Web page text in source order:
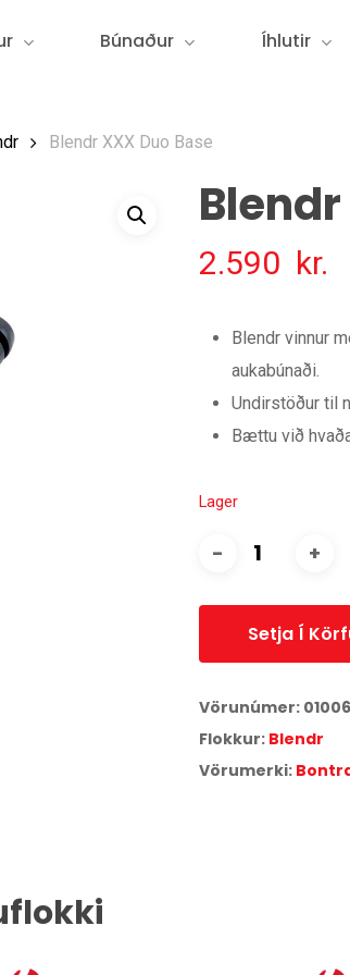
Búnaður Íhlutir
Blendr XXX Duo Base
Blendr
2.590 kr.
Blendr vinnur
aukabúnaði.
Undirstöður til
Bættu við
Lager
Setja Í
Vörunúmer:
Flokkur: Blendr
Vörumerki: